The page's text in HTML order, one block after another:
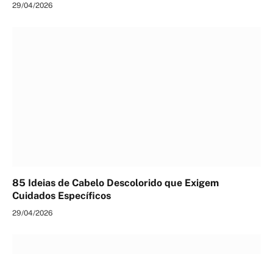
29/04/2026
85 Ideias de Cabelo Descolorido que Exigem
Cuidados Específicos
29/04/2026